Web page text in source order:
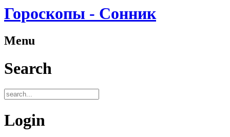
Гороскопы - Сонник
Menu
Search
Login